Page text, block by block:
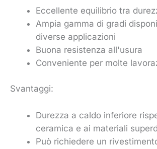
Eccellente equilibrio tra
Ampia gamma di gradi
diverse applicazioni
Buona resistenza all'usura
Conveniente per molte
Svantaggi:
Durezza a caldo inferiore
ceramica e ai materiali
Può richiedere un